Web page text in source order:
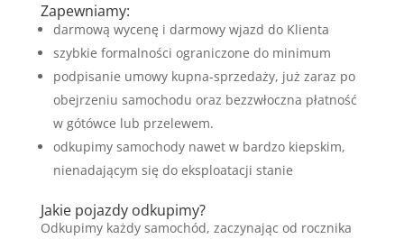
Zapewniamy:
darmową wycenę i darmowy wjazd do Klienta
szybkie formalności ograniczone do minimum
podpisanie umowy kupna-sprzedaży, już zaraz po
obejrzeniu samochodu oraz bezzwłoczna płatność
w gótówce lub przelewem.
odkupimy samochody nawet w bardzo kiepskim,
nienadającym się do eksploatacji stanie
Jakie pojazdy odkupimy?
Odkupimy każdy samochód, zaczynając od rocznika